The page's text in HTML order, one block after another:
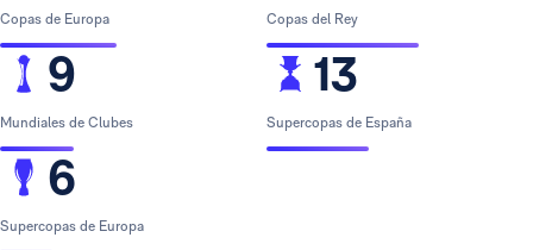
Copas de Europa
9
Mundiales de Clubes
6
Supercopas de Europa
Copas del Rey
13
Supercopas de España